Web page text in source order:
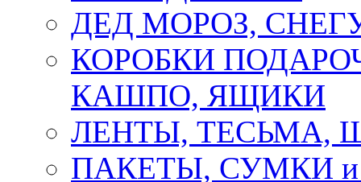
ДЕД МОРОЗ,
КОРОБКИ
КАШПО, ЯЩИКИ
ЛЕНТЫ, ТЕСЬМА,
ПАКЕТЫ, СУМКИ